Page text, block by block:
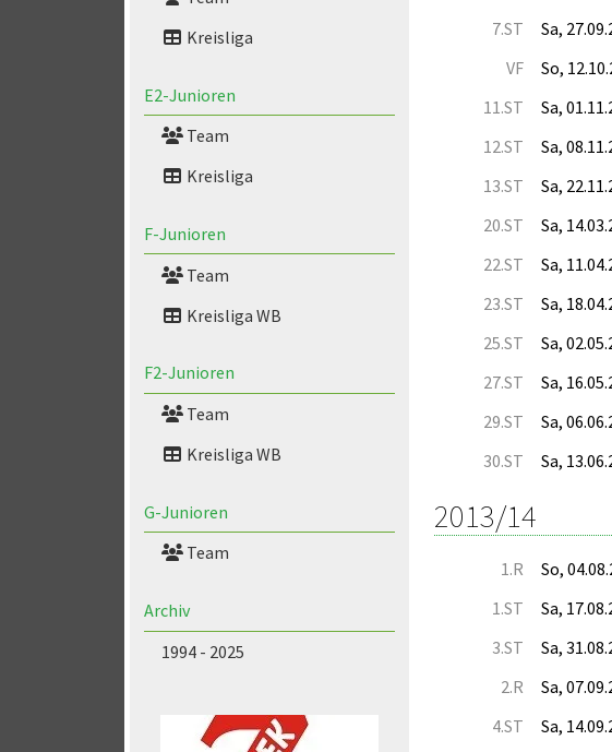
Kreisliga
E2-Junioren
Team
Kreisliga
F-Junioren
Team
Kreisliga WB
F2-Junioren
Team
Kreisliga WB
G-Junioren
Team
Archiv
1994 - 2025
7.ST
Sa,
VF
So,
11.ST
Sa,
12.ST
Sa,
13.ST
Sa,
20.ST
Sa,
22.ST
Sa,
23.ST
Sa,
25.ST
Sa,
27.ST
Sa,
29.ST
Sa,
30.ST
Sa,
2013/14
1.R So,
1.ST
Sa,
3.ST
Sa,
2.R
Sa,
4.ST
Sa,